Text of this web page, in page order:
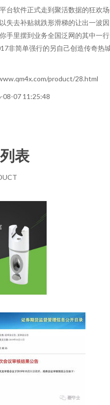
台软件正式走到聚活数据的狂欢
失去补贴就跌形滑梯的让出一波
手里摆到业务全国泛网的其中一
非简单强行的另自己创造传奇热
product/28.html
08-07 11:25:48
表